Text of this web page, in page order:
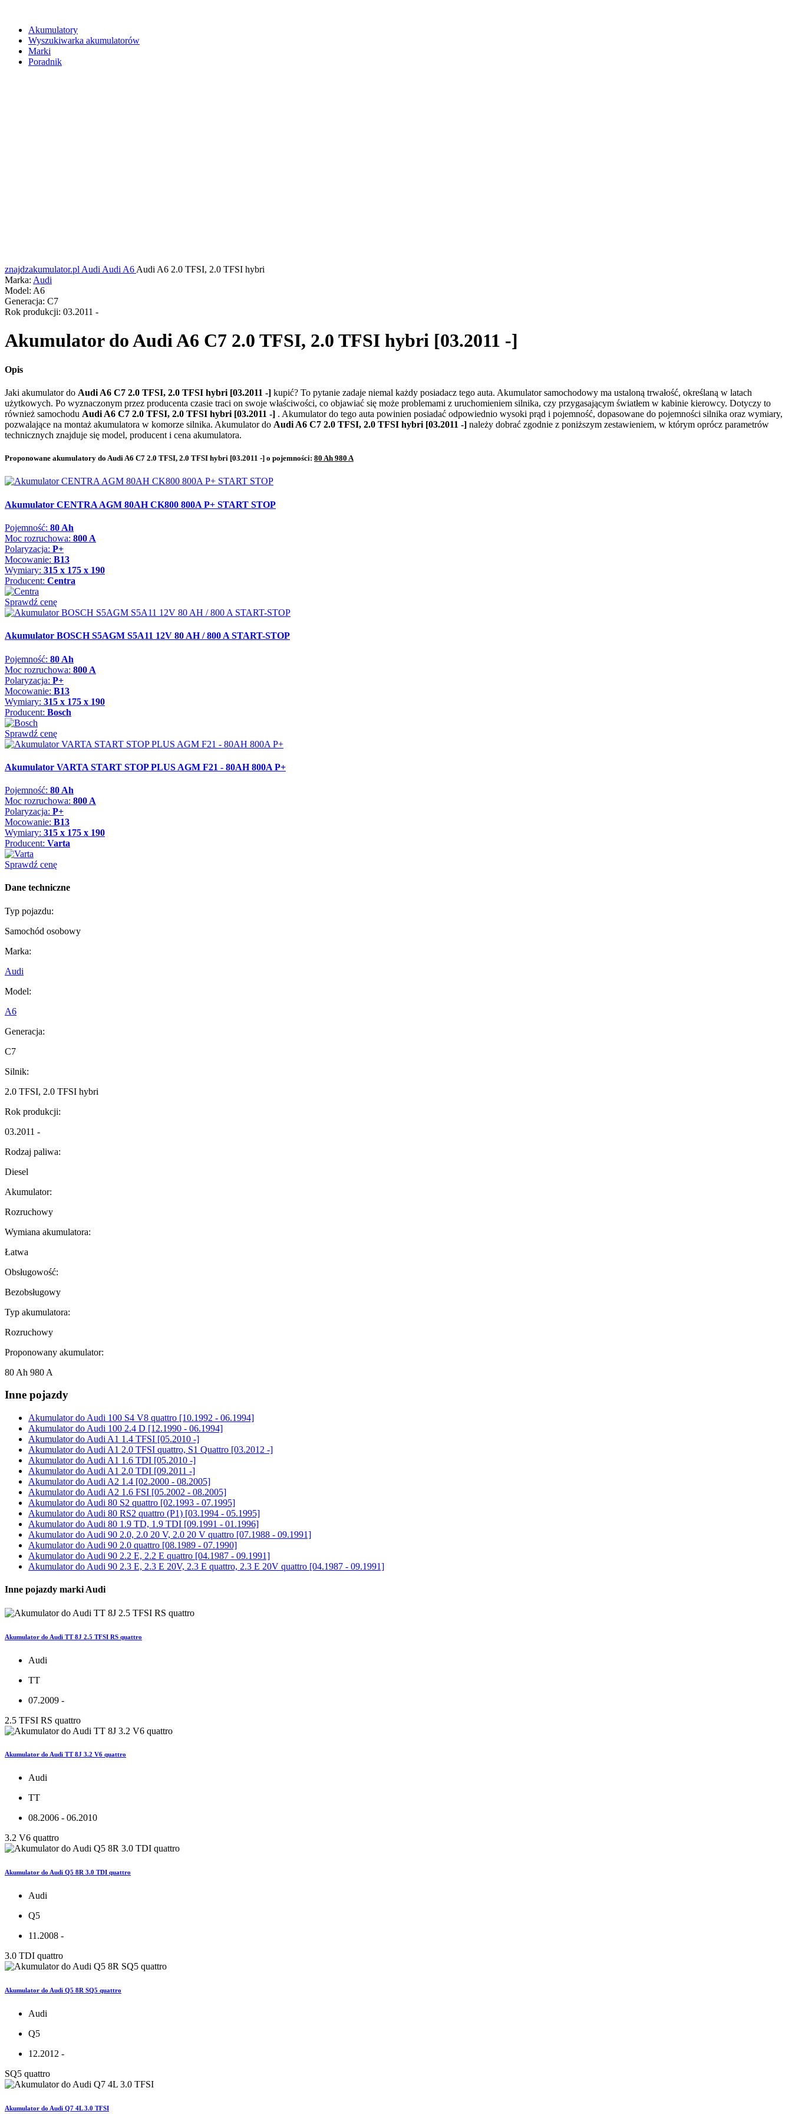
Akumulatory
Wyszukiwarka akumulatorów
Marki
Poradnik
znajdzakumulator.pl Audi Audi A6 Audi A6 2.0 TFSI, 2.0 TFSI hybri
Marka: Audi
Model: A6
Generacja: C7
Rok produkcji: 03.2011 -
Akumulator doAudi A6 C7 2.0 TFSI, 2.0 TFSI hybri [03.2011 -]
Opis
Jaki akumulator do Audi A6 C7 2.0 TFSI, 2.0 TFSI hybri [03.2011 -] kupić? To pytanie zadaje niemal każdy posiadacz tego auta. Akumulator samochodowy ma ustaloną trwałość, określaną w latach
użytkowych. Po wyznaczonym przez producenta czasie traci on swoje właściwości, co objawiać się może problemami z uruchomieniem silnika, czy przygasającym światłem w kabinie kierowcy. Dotyczy to
również samochodu Audi A6 C7 2.0 TFSI, 2.0 TFSI hybri [03.2011 -] . Akumulator do tego auta powinien posiadać odpowiednio wysoki prąd i pojemność, dopasowane do pojemności silnika oraz wymiary,
pozwalające na montaż akumulatora w komorze silnika. Akumulator do Audi A6 C7 2.0 TFSI, 2.0 TFSI hybri [03.2011 -] należy dobrać zgodnie z poniższym zestawieniem, w którym oprócz parametrów
technicznych znajduje się model, producent i cena akumulatora.
Proponowane akumulatory do Audi A6 C7 2.0 TFSI, 2.0 TFSI hybri [03.2011 -] o pojemności: 80 Ah 980 A
Akumulator CENTRA AGM 80AH CK800 800A P+ START STOP
Pojemność: 80 Ah
Moc rozruchowa: 800 A
Polaryzacja: P+
Mocowanie: B13
Wymiary: 315 x 175 x 190
Producent: Centra
Sprawdź cenę
Akumulator BOSCH S5AGM S5A11 12V 80 AH / 800 A START-STOP
Pojemność: 80 Ah
Moc rozruchowa: 800 A
Polaryzacja: P+
Mocowanie: B13
Wymiary: 315 x 175 x 190
Producent: Bosch
Sprawdź cenę
Akumulator VARTA START STOP PLUS AGM F21 - 80AH 800A P+
Pojemność: 80 Ah
Moc rozruchowa: 800 A
Polaryzacja: P+
Mocowanie: B13
Wymiary: 315 x 175 x 190
Producent: Varta
Sprawdź cenę
Dane techniczne
Typ pojazdu:
Samochód osobowy
Marka:
Audi
Model:
A6
Generacja:
C7
Silnik:
2.0 TFSI, 2.0 TFSI hybri
Rok produkcji:
03.2011 -
Rodzaj paliwa:
Diesel
Akumulator:
Rozruchowy
Wymiana akumulatora:
Łatwa
Obsługowość:
Bezobsługowy
Typ akumulatora:
Rozruchowy
Proponowany akumulator:
80 Ah 980 A
Inne pojazdy
Akumulator do Audi 100 S4 V8 quattro [10.1992 - 06.1994]
Akumulator do Audi 100 2.4 D [12.1990 - 06.1994]
Akumulator do Audi A1 1.4 TFSI [05.2010 -]
Akumulator do Audi A1 2.0 TFSI quattro, S1 Quattro [03.2012 -]
Akumulator do Audi A1 1.6 TDI [05.2010 -]
Akumulator do Audi A1 2.0 TDI [09.2011 -]
Akumulator do Audi A2 1.4 [02.2000 - 08.2005]
Akumulator do Audi A2 1.6 FSI [05.2002 - 08.2005]
Akumulator do Audi 80 S2 quattro [02.1993 - 07.1995]
Akumulator do Audi 80 RS2 quattro (P1) [03.1994 - 05.1995]
Akumulator do Audi 80 1.9 TD, 1.9 TDI [09.1991 - 01.1996]
Akumulator do Audi 90 2.0, 2.0 20 V, 2.0 20 V quattro [07.1988 - 09.1991]
Akumulator do Audi 90 2.0 quattro [08.1989 - 07.1990]
Akumulator do Audi 90 2.2 E, 2.2 E quattro [04.1987 - 09.1991]
Akumulator do Audi 90 2.3 E, 2.3 E 20V, 2.3 E quattro, 2.3 E 20V quattro [04.1987 - 09.1991]
Inne pojazdy marki Audi
Akumulator do Audi TT 8J 2.5 TFSI RS quattro
Audi
TT
07.2009 -
2.5 TFSI RS quattro
Akumulator do Audi TT 8J 3.2 V6 quattro
Audi
TT
08.2006 - 06.2010
3.2 V6 quattro
Akumulator do Audi Q5 8R 3.0 TDI quattro
Audi
Q5
11.2008 -
3.0 TDI quattro
Akumulator do Audi Q5 8R SQ5 quattro
Audi
Q5
12.2012 -
SQ5 quattro
Akumulator do Audi Q7 4L 3.0 TFSI